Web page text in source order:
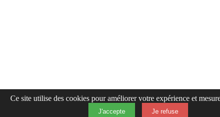
Ce site utilise des cookies pour améliorer votre expérience et
J'accepte Je refuse